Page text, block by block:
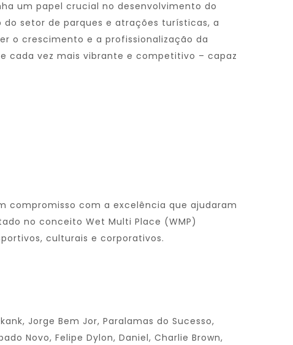
um papel crucial no desenvolvimento do
setor de parques e atrações turísticas, a
o crescimento e a profissionalização da
cada vez mais vibrante e competitivo – capaz
compromisso com a excelência que ajudaram
no conceito Wet Multi Place (WMP)
culturais e corporativos.
Jorge Bem Jor, Paralamas do Sucesso,
Novo, Felipe Dylon, Daniel, Charlie Brown,